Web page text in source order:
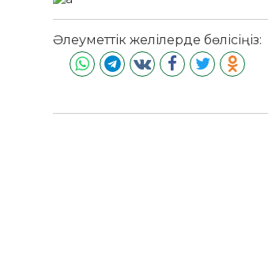
Әлеуметтік желілерде бөлісіңіз: